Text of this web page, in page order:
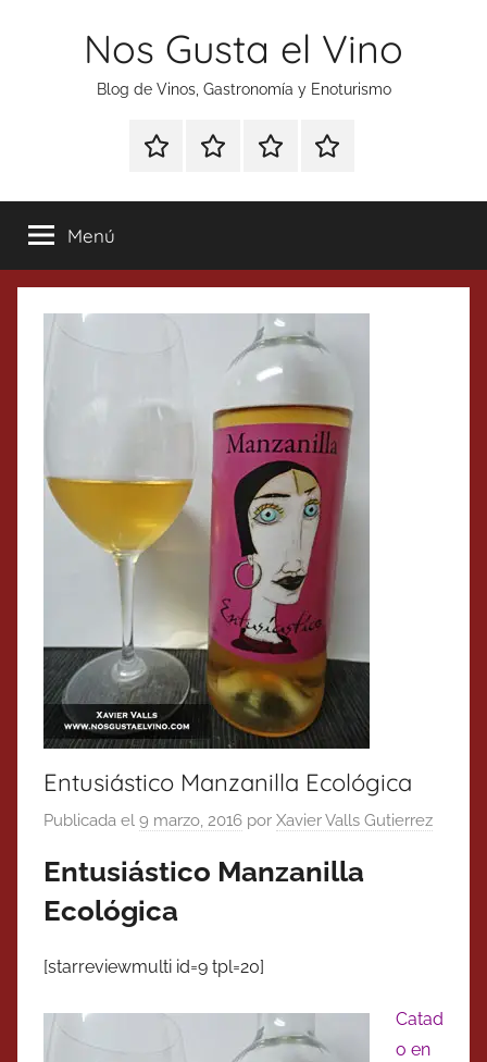
Nos Gusta el Vino
Blog de Vinos, Gastronomía y Enoturismo
Especial
Tonics
Enoturismo
Gastronomía
RankingContacto
Menú
Entusiástico Manzanilla Ecológica
Publicada el 9 marzo, 2016 por Xavier Valls Gutierrez
Entusiástico Manzanilla
Ecológica
[starreviewmulti id=9 tpl=20]
Catad
o en